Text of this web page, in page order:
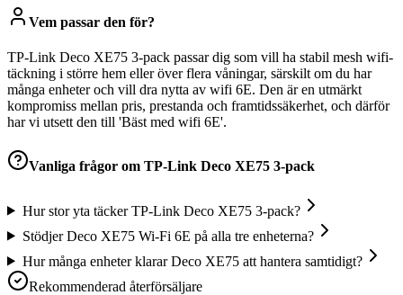
Vem passar den för?
TP-Link Deco XE75 3-pack passar dig som vill ha stabil mesh wifi-
täckning i större hem eller över flera våningar, särskilt om du har
många enheter och vill dra nytta av wifi 6E. Den är en utmärkt
kompromiss mellan pris, prestanda och framtidssäkerhet, och därför
har vi utsett den till 'Bäst med wifi 6E'.
Vanliga frågor om TP-Link Deco XE75 3-pack
Hur stor yta täcker TP-Link Deco XE75 3-pack?
Stödjer Deco XE75 Wi-Fi 6E på alla tre enheterna?
Hur många enheter klarar Deco XE75 att hantera samtidigt?
Rekommenderad återförsäljare